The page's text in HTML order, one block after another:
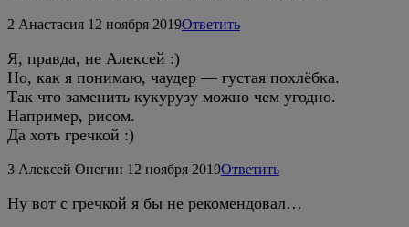
2 Анастасия 12 ноября 2019Ответить
Я, правда, не Алексей :)
Но, как я понимаю, чаудер — густая похлёбка.
Так что заменить кукурузу можно чем угодно.
Например, рисом.
Да хоть гречкой :)
3 Алексей Онегин 12 ноября 2019Ответить
Ну вот с гречкой я бы не рекомендовал…